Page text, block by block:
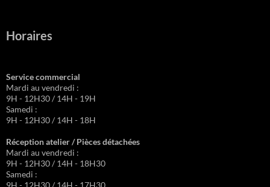
Horaires
Service commercial
Mardi au vendredi :
9H - 12H30 / 14H - 19H
Samedi :
9H - 12H30 / 14H - 18H
Réception atelier / Pièces détachées
Mardi au vendredi :
9H - 12H30 / 14H - 18H30
Samedi :
9H - 12H30 / 14H - 17H30